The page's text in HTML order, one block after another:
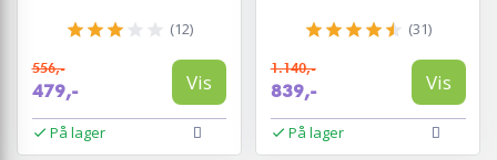
(12)
556,-
479,- Vis
På lager
(31)
1.140,-
839,- Vis
På lager